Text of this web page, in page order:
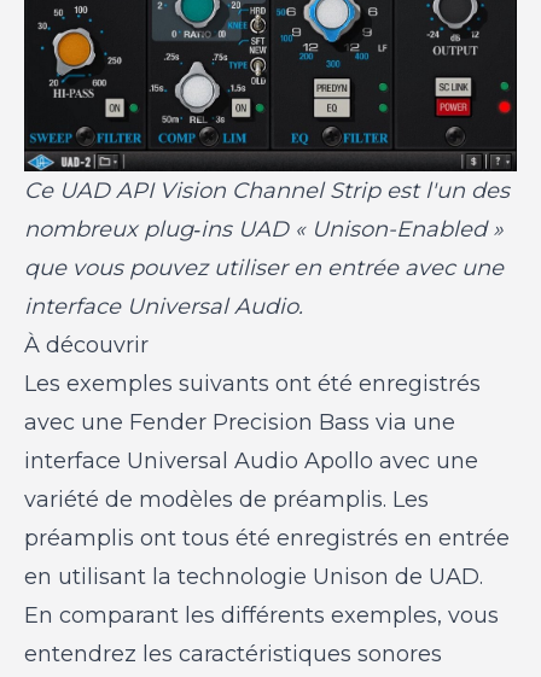
Ce UAD API Vision Channel Strip est l'un des
nombreux plug‑ins UAD « Unison-Enabled »
que vous pouvez utiliser en entrée avec une
interface Universal Audio.
À découvrir
Les exemples suivants ont été enregistrés
avec une Fender Precision Bass via une
interface Universal Audio Apollo avec une
variété de modèles de préamplis. Les
préamplis ont tous été enregistrés en entrée
en utilisant la technologie Unison de UAD.
En comparant les différents exemples, vous
entendrez les caractéristiques sonores